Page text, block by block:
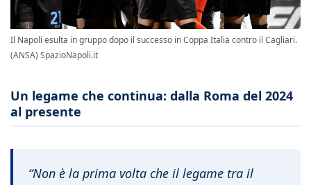
Il Napoli esulta in gruppo dopo il successo in Coppa Italia contro il Cagliari.
(ANSA) SpazioNapoli.it
Un legame che continua: dalla Roma del 2024
al presente
“Non è la prima volta che il legame tra il